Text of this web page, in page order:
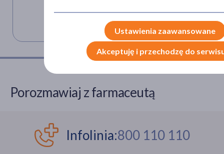
Porozmawiaj z farmaceutą
Infolinia:800 110 110
Ustawienia zaawansowane
Akceptuję i przechodzę do